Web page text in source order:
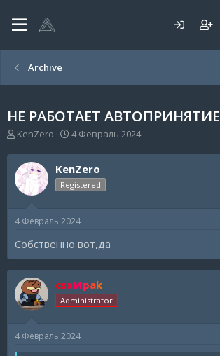
Archive
НЕ РАБОТАЕТ АВТОПРИНЯТИЕ
А
т
о
р
т
м
KenZero
Д
т
а
н
а
а
4 Февраль 2024
KenZero
Registered
4 Февраль 2024
Собственно вот,да
csxMpak
Administrator
4 Февраль 2024